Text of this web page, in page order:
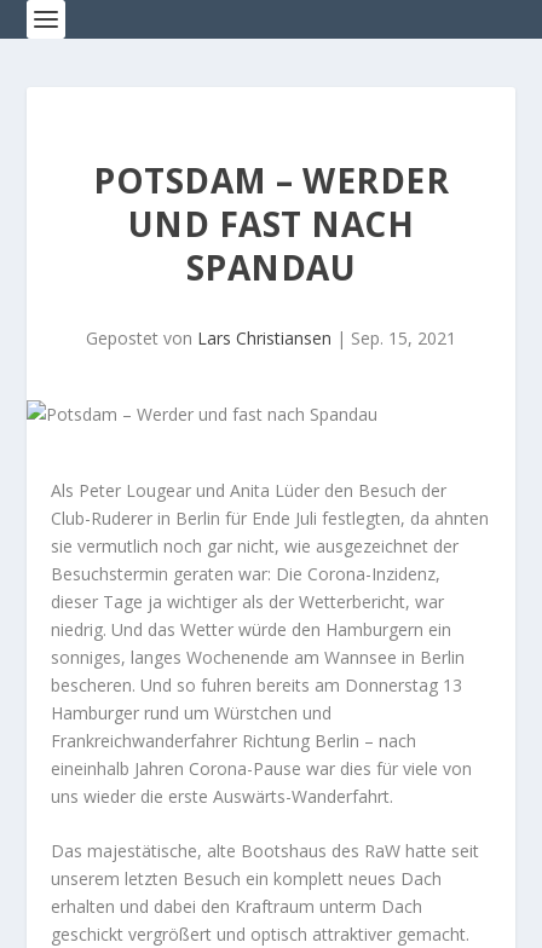
POTSDAM – WERDER
UND FAST NACH
SPANDAU
Gepostet von Lars Christiansen | Sep. 15, 2021
Als Peter Lougear und Anita Lüder den Besuch der
Club-Ruderer in Berlin für Ende Juli festlegten, da ahnten
sie vermutlich noch gar nicht, wie ausgezeichnet der
Besuchstermin geraten war: Die Corona-Inzidenz,
dieser Tage ja wichtiger als der Wetterbericht, war
niedrig. Und das Wetter würde den Hamburgern ein
sonniges, langes Wochenende am Wannsee in Berlin
bescheren. Und so fuhren bereits am Donnerstag 13
Hamburger rund um Würstchen und
Frankreichwanderfahrer Richtung Berlin – nach
eineinhalb Jahren Corona-Pause war dies für viele von
uns wieder die erste Auswärts-Wanderfahrt.
Das majestätische, alte Bootshaus des RaW hatte seit
unserem letzten Besuch ein komplett neues Dach
erhalten und dabei den Kraftraum unterm Dach
geschickt vergrößert und optisch attraktiver gemacht.